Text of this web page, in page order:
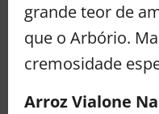
grande teor de
que o Arbório.
cremosidade
Arroz Vialone